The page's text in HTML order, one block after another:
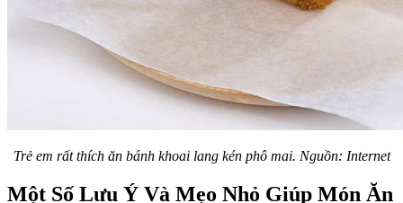
Trẻ em rất thích ăn bánh khoai lang kén phô mai. Nguồn: Internet
Một Số Lưu Ý Và Mẹo Nhỏ Giúp Món Ăn